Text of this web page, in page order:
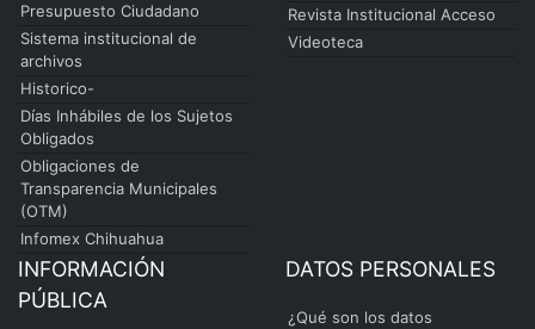
Presupuesto Ciudadano
Sistema institucional de
archivos
Historico-
Días Inhábiles de los Sujetos
Obligados
Obligaciones de
Transparencia Municipales
(OTM)
Infomex Chihuahua
Revista Institucional Acceso
Videoteca
INFORMACIÓN
PÚBLICA
DATOS PERSONALES
¿Qué son los datos